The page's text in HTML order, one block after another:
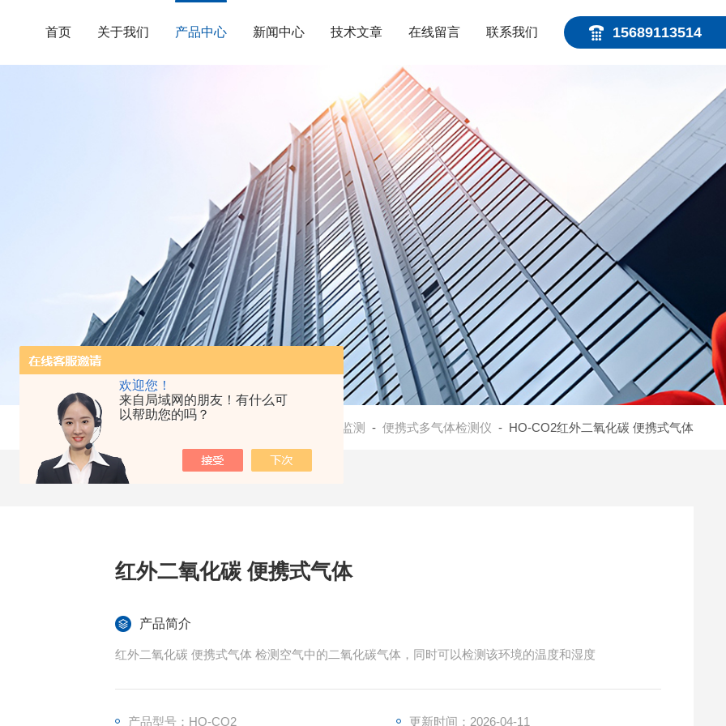
欢迎您！
来自局域网的朋友！有什么可
以帮助您的吗？
15689113514
首页 关于我们 产品中心 新闻中心 技术文章 在线留言 联系我们
环境监测 - 便携式多气体检测仪 - HO-CO2红外二氧化碳 便携式气体
红外二氧化碳 便携式气体
产品简介
红外二氧化碳 便携式气体 检测空气中的二氧化碳气体，同时可以检测该环境的温度和湿度
产品型号：HO-CO2 更新时间：2026-04-11